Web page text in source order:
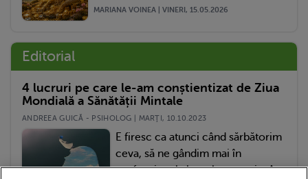
MARIANA VOINEA | VINERI, 15.05.2026
Editorial
4 lucruri pe care le-am conștientizat de Ziua
Mondială a Sănătății Mintale
ANDREEA GUICĂ - PSIHOLOG | MARŢI, 10.10.2023
E firesc ca atunci când sărbătorim
ceva, să ne gândim mai în
profunzime la lucrul respectiv. Așa